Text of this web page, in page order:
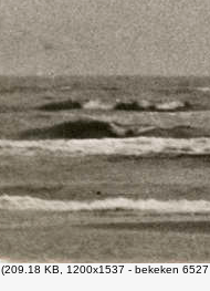
(209.18 KB, 1200x1537 - bekeken 6527